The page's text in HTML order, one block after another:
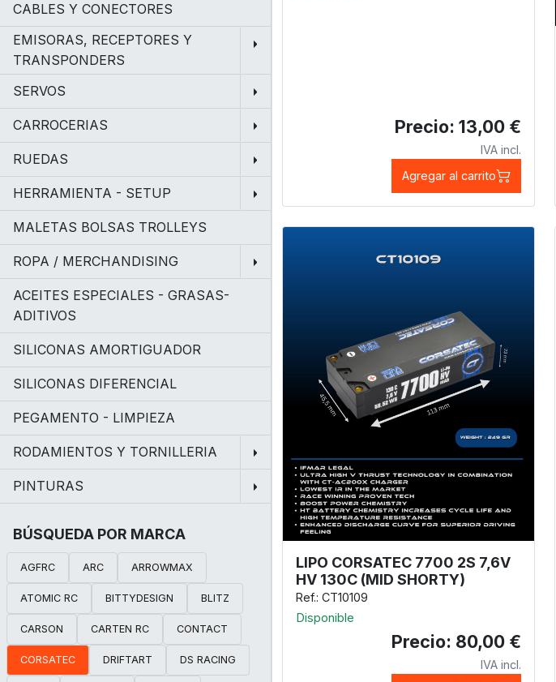
CABLES Y CONECTORES
EMISORAS, RECEPTORES Y
TRANSPONDERS
SERVOS
CARROCERIAS
RUEDAS
HERRAMIENTA - SETUP
MALETAS BOLSAS TROLLEYS
ROPA / MERCHANDISING
ACEITES ESPECIALES - GRASAS-
ADITIVOS
SILICONAS AMORTIGUADOR
SILICONAS DIFERENCIAL
PEGAMENTO - LIMPIEZA
RODAMIENTOS Y TORNILLERIA
PINTURAS
BÚSQUEDA POR MARCA
AGFRC ARC ARROWMAX
ATOMIC RC BITTYDESIGN BLITZ
CARSON CARTEN RC CONTACT
CORSATEC DRIFTART DS RACING
Precio: 13,00 €
IVA incl.
Agregar al carrito
LIPO CORSATEC 7700 2S 7,6V
HV 130C (MID SHORTY)
Ref.: CT10109
Disponible
Precio: 80,00 €
IVA incl.